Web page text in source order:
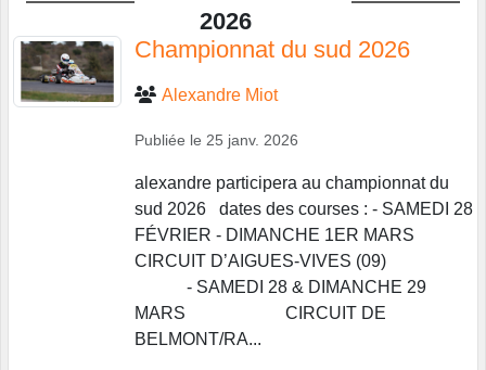
2026
Championnat du sud 2026
Alexandre Miot
Publiée le 25 janv. 2026
alexandre participera au championnat du
sud 2026 dates des courses : - SAMEDI 28
FÉVRIER - DIMANCHE 1ER MARS
CIRCUIT D’AIGUES-VIVES (09)
- SAMEDI 28 & DIMANCHE 29
MARS CIRCUIT DE
BELMONT/RA...